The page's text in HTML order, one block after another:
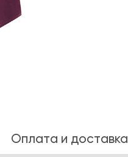
Оплата и доставка